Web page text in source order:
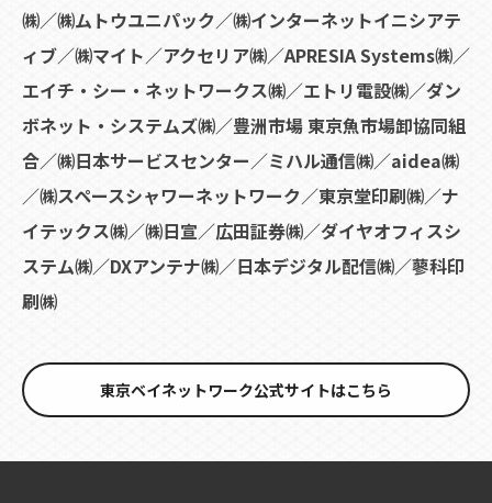
㈱／㈱ムトウユニパック／㈱インターネットイニシアテ
ィブ／㈱マイト／アクセリア㈱／APRESIA Systems㈱／
エイチ・シー・ネットワークス㈱／エトリ電設㈱／ダン
ボネット・システムズ㈱／豊洲市場 東京魚市場卸協同組
合／㈱日本サービスセンター／ミハル通信㈱／aidea㈱
／㈱スペースシャワーネットワーク／東京堂印刷㈱／ナ
イテックス㈱／㈱日宣／広田証券㈱／ダイヤオフィスシ
ステム㈱／DXアンテナ㈱／日本デジタル配信㈱／蓼科印
刷㈱
東京ベイネットワーク公式サイトはこちら